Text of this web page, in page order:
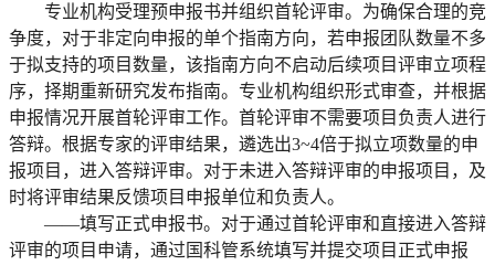
专业机构受理预申报书并组织首轮评审。为确保合理的竞
争度，对于非定向申报的单个指南方向，若申报团队数量不多
于拟支持的项目数量，该指南方向不启动后续项目评审立项程
序，择期重新研究发布指南。专业机构组织形式审查，并根据
申报情况开展首轮评审工作。首轮评审不需要项目负责人进行
答辩。根据专家的评审结果，遴选出3~4倍于拟立项数量的申
报项目，进入答辩评审。对于未进入答辩评审的申报项目，及
时将评审结果反馈项目申报单位和负责人。
——填写正式申报书。对于通过首轮评审和直接进入答辩
评审的项目申请，通过国科管系统填写并提交项目正式申报